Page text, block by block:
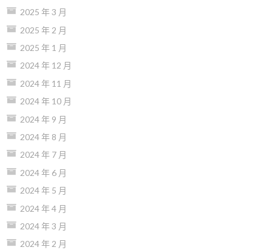
2025 年 3 月
2025 年 2 月
2025 年 1 月
2024 年 12 月
2024 年 11 月
2024 年 10 月
2024 年 9 月
2024 年 8 月
2024 年 7 月
2024 年 6 月
2024 年 5 月
2024 年 4 月
2024 年 3 月
2024 年 2 月